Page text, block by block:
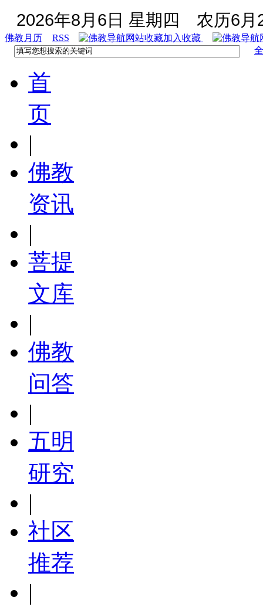
2026年8月6日 星期四 农历6月
佛教月历 RSS
加入收藏
首
页
|
佛教
资讯
|
菩提
文库
|
佛教
问答
|
五明
研究
|
社区
推荐
|